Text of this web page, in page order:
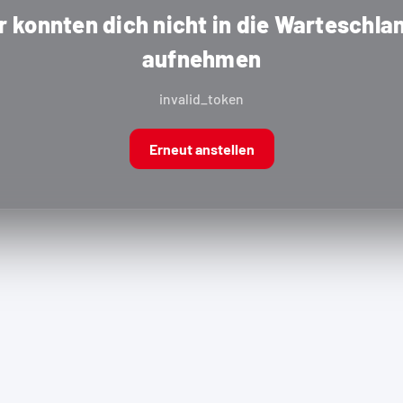
konnten dich nicht in die
aufnehmen
invalid_token
Erneut anstellen